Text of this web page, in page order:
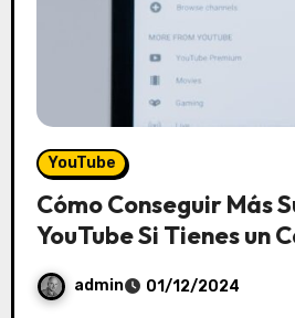
YouTube
Cómo Conseguir Más
YouTube Si Tienes un
admin 01/12/2024